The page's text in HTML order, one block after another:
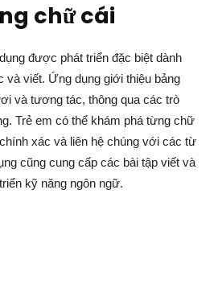
chữ cái
được phát triển đặc biệt dành
và viết. Ứng dụng giới thiệu bảng
và tương tác, thông qua các trò
Trẻ em có thể khám phá từng chữ
xác và liên hệ chúng với các từ
cũng cung cấp các bài tập viết và
kỹ năng ngôn ngữ.